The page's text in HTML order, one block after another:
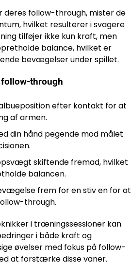
deres follow-through, mister de
hvilket resulterer i svagere
tilføjer ikke kun kraft, men
balance, hvilket er
bevægelser under spillet.
through
efter kontakt for at
af armen.
din hånd pegende mod målet
skiftende fremad, hvilket
balancen.
frem for en stiv en for at
through.
i træningssessioner kan
i både kraft og
øvelser med fokus på follow-
at forstærke disse vaner.